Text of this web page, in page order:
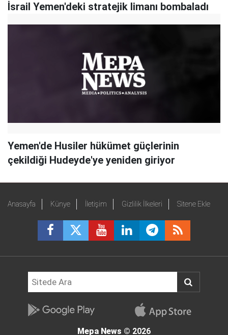
İsrail Yemen'deki stratejik limanı bombaladı
Yemen'de Husiler hükümet güçlerinin
çekildiği Hudeyde'ye yeniden giriyor
Anasayfa Künye İletişim Gizlilik İlkeleri Sitene Ekle
Mepa News © 2026